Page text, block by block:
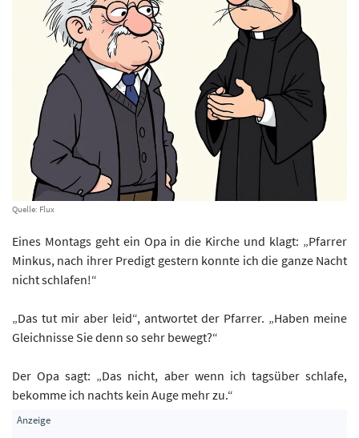
Quelle: Flux
Eines Montags geht ein Opa in die Kirche und klagt: „Pfarrer
Minkus, nach ihrer Predigt gestern konnte ich die ganze Nacht
nicht schlafen!“
„Das tut mir aber leid“, antwortet der Pfarrer. „Haben meine
Gleichnisse Sie denn so sehr bewegt?“
Der Opa sagt: „Das nicht, aber wenn ich tagsüber schlafe,
bekomme ich nachts kein Auge mehr zu.“